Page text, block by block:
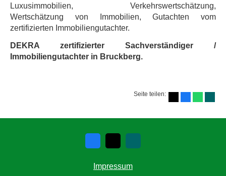
Luxusimmobilien, Verkehrswertschätzung,
Wertschätzung von Immobilien, Gutachten vom
zertifizierten Immobiliengutachter.
DEKRA zertifizierter Sachverständiger /
Immobiliengutachter in Bruckberg.
Seite teilen:
Impressum